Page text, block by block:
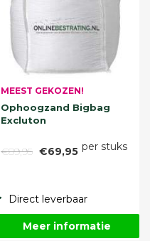
MEEST GEKOZEN!
Ophoogzand Bigbag
Excluton
€89,95 €69,95 per stuks
Direct leverbaar
Meer informatie